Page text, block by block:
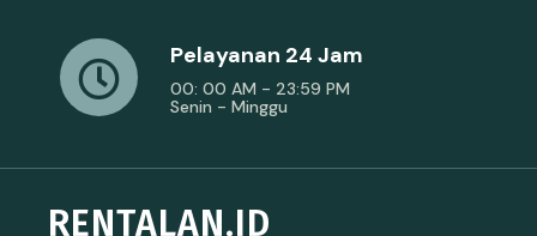
Pelayanan 24 Jam
00: 00 AM - 23:59 PM
Senin - Minggu
RENTALAN.ID